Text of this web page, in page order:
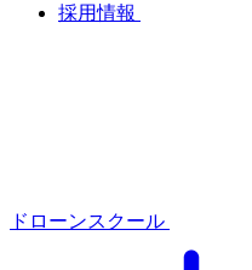
採用情報
ドローンスクール